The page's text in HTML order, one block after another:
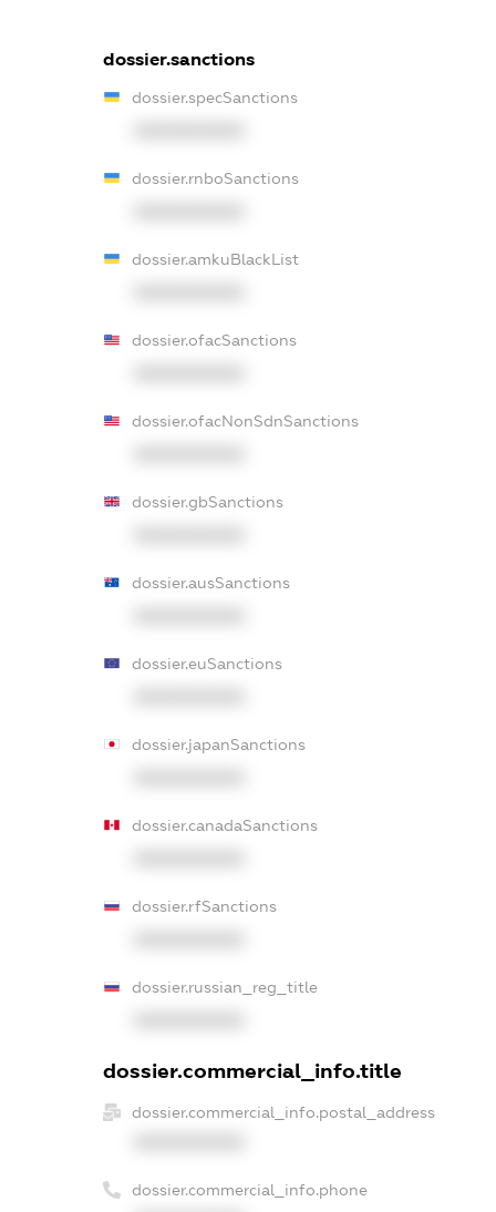
dossier.sanctions
dossier.specSanctions
dossier.rnboSanctions
dossier.amkuBlackList
dossier.ofacSanctions
dossier.ofacNonSdnSanctions
dossier.gbSanctions
dossier.ausSanctions
dossier.euSanctions
dossier.japanSanctions
dossier.canadaSanctions
dossier.rfSanctions
dossier.russian_reg_title
dossier.commercial_info.title
dossier.commercial_info.postal_address
dossier.commercial_info.phone